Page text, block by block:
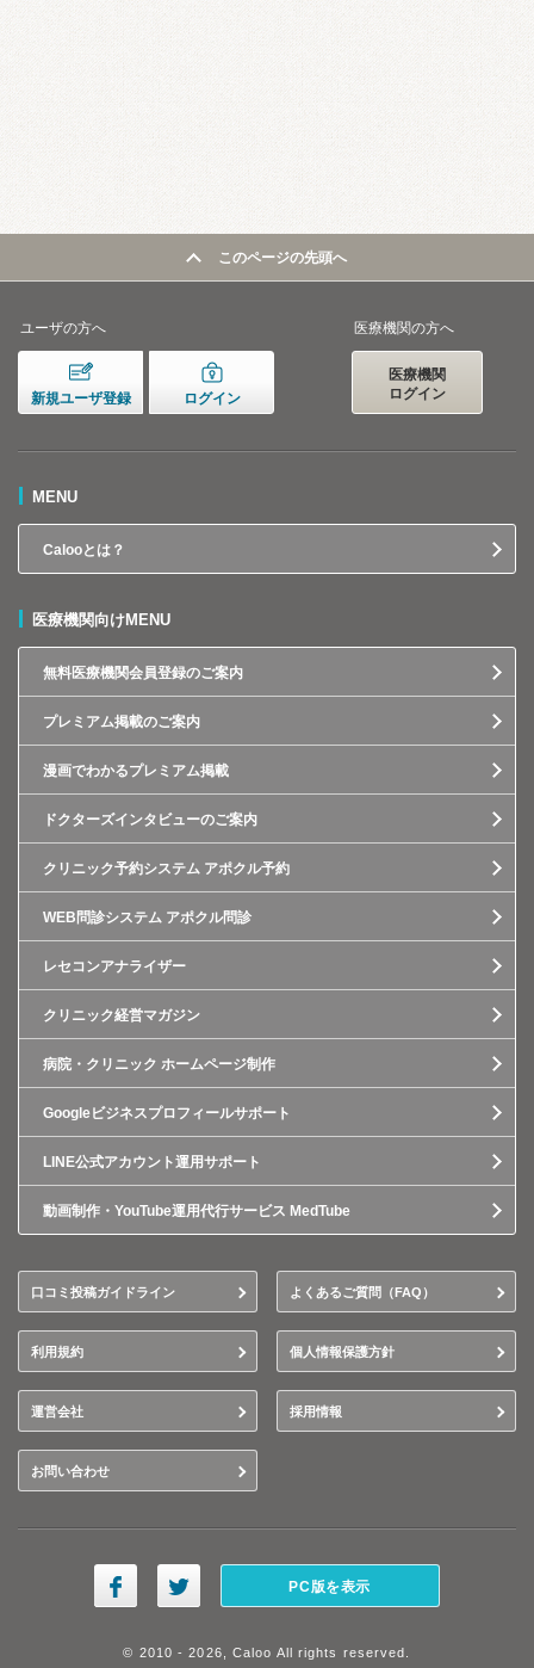
このページの先頭へ
ユーザの方へ
新規ユーザ登録 ログイン
医療機関の方へ
医療機関
ログイン
MENU
Calooとは？
医療機関向けMENU
無料医療機関会員登録のご案内
プレミアム掲載のご案内
漫画でわかるプレミアム掲載
ドクターズインタビューのご案内
クリニック予約システム アポクル予約
WEB問診システム アポクル問診
レセコンアナライザー
クリニック経営マガジン
病院・クリニック ホームページ制作
Googleビジネスプロフィールサポート
LINE公式アカウント運用サポート
動画制作・YouTube運用代行サービス MedTube
口コミ投稿ガイドライン よくあるご質問（FAQ）
利用規約 個人情報保護方針
運営会社 採用情報
お問い合わせ
PC版を表示
© 2010 - 2026, Caloo All rights reserved.